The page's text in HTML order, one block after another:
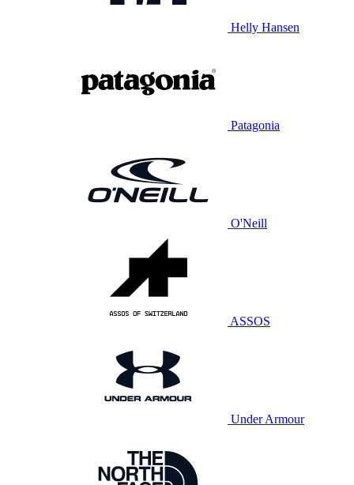
Helly Hansen
Patagonia
O'Neill
ASSOS
Under Armour